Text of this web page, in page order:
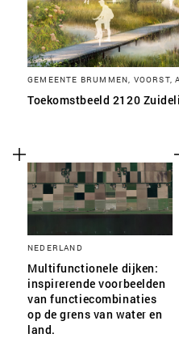
GEMEENTE BRUMMEN, VOORST,
Toekomstbeeld 2120
NEDERLAND
Multifunctionele dijken:
inspirerende voorbeelden
van functiecombinaties
op de grens van water en
land.